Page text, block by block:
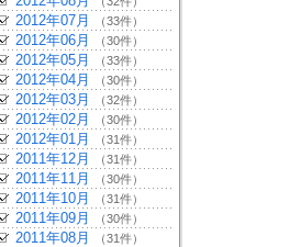
2012年07月 （33件）
2012年06月 （30件）
2012年05月 （33件）
2012年04月 （30件）
2012年03月 （32件）
2012年02月 （30件）
2012年01月 （31件）
2011年12月 （31件）
2011年11月 （30件）
2011年10月 （31件）
2011年09月 （30件）
2011年08月 （31件）